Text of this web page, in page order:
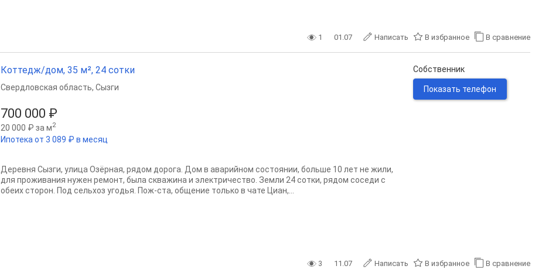
1 01.07 Написать В избранное В сравнение
Коттедж/дом, 35 м², 24 сотки
700 000 ₽
20 000 ₽ за м2
Ипотека от 3 089 ₽ в месяц
Свердловская область, Сызги
Деревня Сызги, улица Озёрная, рядом дорога. Дом в аварийном состоянии, больше 10 лет не жили,
для проживания нужен ремонт, была скважина и электричество. Земли 24 сотки, рядом соседи с
обеих сторон. Под сельхоз угодья. Пож-ста, общение только в чате Циан,...
Собственник
Показать телефон
3 11.07 Написать В избранное В сравнение